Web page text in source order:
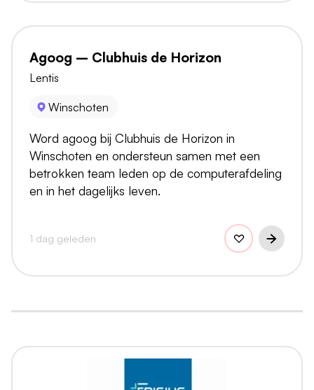
Agoog – Clubhuis de Horizon
Lentis
Winschoten
Word agoog bij Clubhuis de Horizon in
Winschoten en ondersteun samen met een
betrokken team leden op de computerafdeling
en in het dagelijks leven.
1 dag geleden